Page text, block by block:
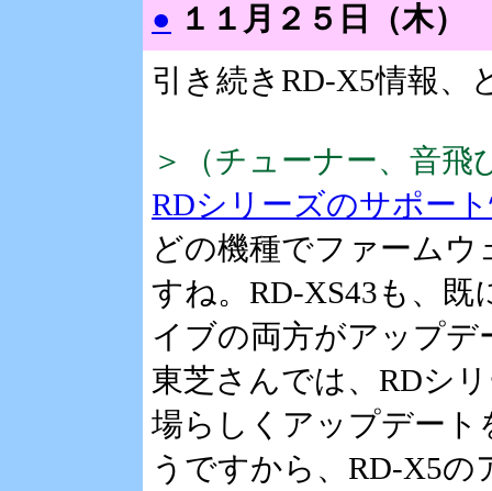
● １１月２５日（木）
引き続きRD-X5情報、
＞（チューナー、音飛
RDシリーズのサポー
どの機種でファーム
すね。RD-XS43も、
イブの両方がアップ
東芝さんでは、RDシ
場らしくアップデー
うですから、RD-X5